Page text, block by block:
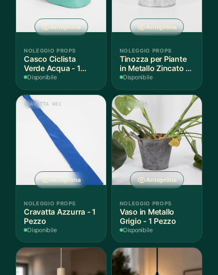
Anteprima
NOLEGGIO PROPS
Casco Ciclista
Verde Acqua - 1
Pezzo
Disponibile
Anteprima
NOLEGGIO PROPS
Tinozza per Piante
in Metallo Zincato -
3 Pezzi
Disponibile
Anteprima
CRAVATTA 001
NOLEGGIO PROPS
Cravatta Azzurra - 1
Pezzo
Disponibile
Anteprima
CC 002-05
NOLEGGIO PROPS
Vaso in Metallo
Grigio - 1 Pezzo
Disponibile